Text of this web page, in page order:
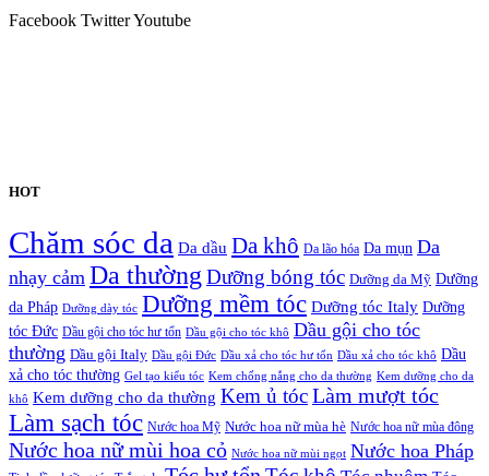
Facebook TwitterYoutube
HOT
Chăm sóc da Da dầu Da khô Da lão hóa Da mụn Da
nhạy cảm Da thường Dưỡng bóng tóc Dưỡng da Mỹ Dưỡng
da Pháp Dưỡng dày tóc Dưỡng mềm tóc Dưỡng tóc Italy Dưỡng
tóc Đức
Dầu gội cho tóc hư tổn Dầu gội cho tóc khô Dầu gội cho tóc
thường Dầu gội Italy Dầu gội Đức Dầu xả cho tóc hư tổn Dầu xả cho tóc khô Dầu
xả cho tóc thường Gel tạo kiểu tóc Kem chống nắng cho da thường Kem dưỡng cho da
khô Kem dưỡng cho da thường Kem ủ tócLàm mượt tóc
Làm sạch tóc Nước hoa Mỹ Nước hoa nữ mùa hè Nước hoa nữ mùa đông
Nước hoa nữ mùi hoa cỏ Nước hoa nữ mùi ngọt Nước hoa Pháp